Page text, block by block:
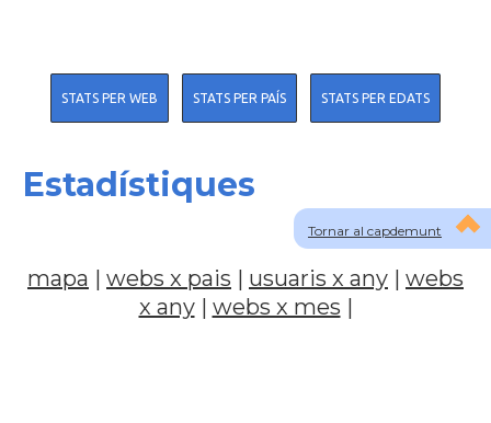
Tornar al capdemunt
STATS PER WEB STATS PER PAÍS STATS PER EDATS
Estadístiques
mapa | webs x pais | usuaris x any | webs
x any| webs x mes |